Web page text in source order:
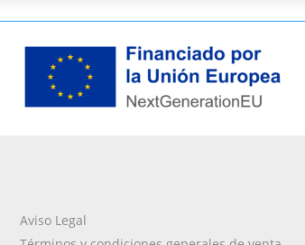
Aviso Legal